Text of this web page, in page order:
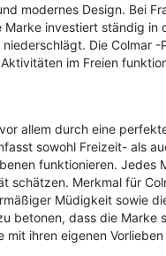
modernes Design. Bei
investiert ständig
Die Colmar
im Freien
allem durch eine
sowohl Freizeit- als
funktionieren. Jedes
schätzen. Merkmal für
Müdigkeit sowie
betonen, dass die
ihren eigenen